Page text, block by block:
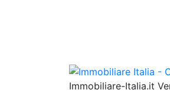
Immobiliare-Italia.it